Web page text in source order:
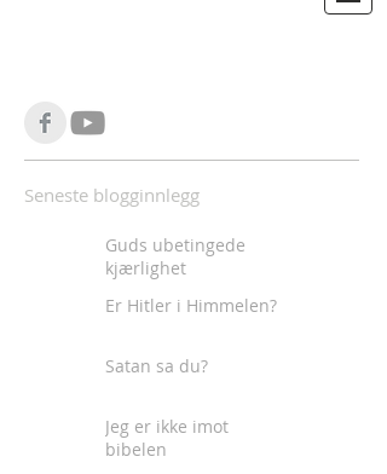
Seneste blogginnlegg
Guds ubetingede
kjærlighet
Er Hitler i Himmelen?
Satan sa du?
Jeg er ikke imot
bibelen